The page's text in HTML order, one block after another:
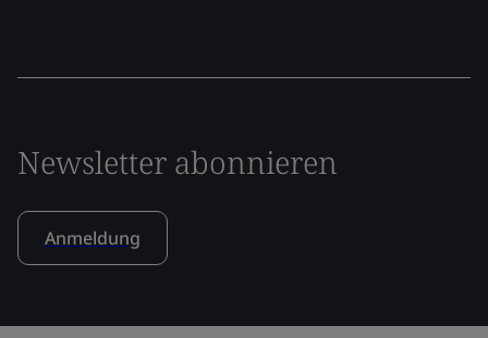
Newsletter abonnieren
Anmeldung